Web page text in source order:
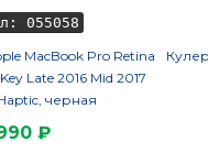
055058
MacBook Pro Retina
Late 2016 Mid 2017
черная
₽